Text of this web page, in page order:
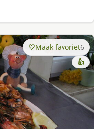
Maak favoriet6
👍